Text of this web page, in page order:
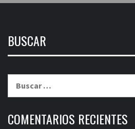
BUSCAR
COMENTARIOS RECIENTES